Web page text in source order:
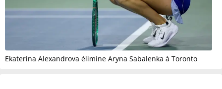
Ekaterina Alexandrova élimine Aryna Sabalenka à Toronto